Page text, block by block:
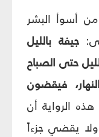
أسوأ البشر
جيفة بالليل
حتى الصباح
فيقضون
الرواية أن
يقضي جزءاً